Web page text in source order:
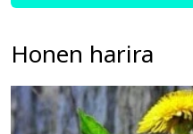
Honen harira